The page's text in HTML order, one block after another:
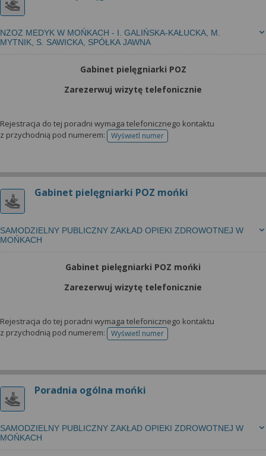
NZOZ MEDYK W MOŃKACH - I. GALIŃSKA-KAŁUCKA, M.
MYTNIK, S. SAWICKA, SPÓŁKA JAWNA
Gabinet pielęgniarki POZ
Zarezerwuj wizytę telefonicznie
Rejestracja do tej poradni wymaga telefonicznego kontaktu
z przychodnią pod numerem:
Wyświetl numertelefonu do rejestracji
Gabinet pielęgniarki POZ mońki
SAMODZIELNY PUBLICZNY ZAKŁAD OPIEKI ZDROWOTNEJ W
MOŃKACH
Gabinet pielęgniarki POZ mońki
Zarezerwuj wizytę telefonicznie
Rejestracja do tej poradni wymaga telefonicznego kontaktu
z przychodnią pod numerem:
Wyświetl numertelefonu do rejestracji
Poradnia ogólna mońki
SAMODZIELNY PUBLICZNY ZAKŁAD OPIEKI ZDROWOTNEJ W
MOŃKACH